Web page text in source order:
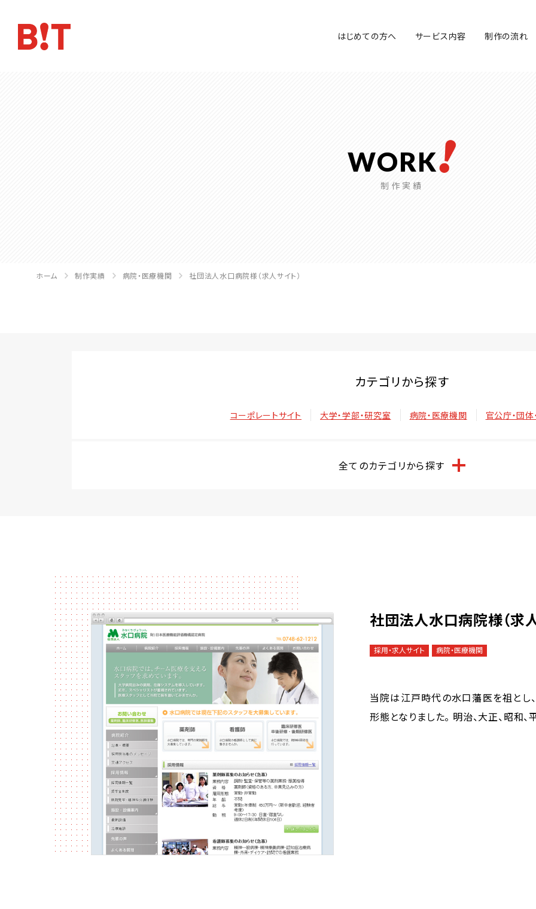
はじめての方へ サービス内容 制作の流れ
WORK
制作実績
ホーム 制作実績 病院・医療機関 社団法人水口病院様（求人サイト）
カテゴリから探す
コーポレートサイト 大学・学部・研究室 病院・医療機関 官公庁・団
全てのカテゴリから探す
社団法人水口病院様（求人
採用・求人サイト 病院・医療機関
当院は江戸時代の水口藩医を祖とし
形態となりました。 明治、大正、昭和